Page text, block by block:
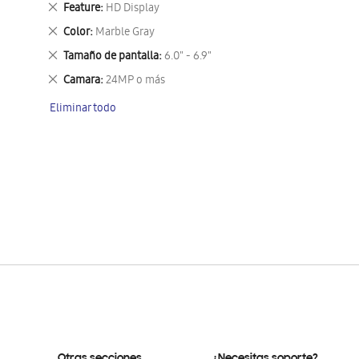
Feature HD Display
Eliminar
este
artículo
Color Marble Gray
Eliminar
este
artículo
Tamaño de pantalla 6.0" - 6.9"
Eliminar
este
artículo
Camara 24MP o más
Eliminar
artículo
Eliminar todo